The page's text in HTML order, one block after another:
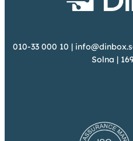
010-33 000 10 |
Solna |